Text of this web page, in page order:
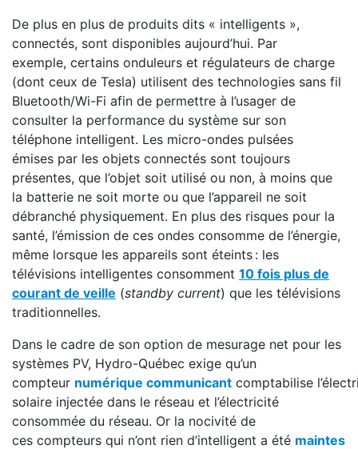
De plus en plus de produits dits « intelligents »,
connectés, sont disponibles aujourd’hui. Par
exemple, certains onduleurs et régulateurs de charge
(dont ceux de Tesla) utilisent des technologies sans fil
Bluetooth/Wi-Fi afin de permettre à l’usager de
consulter la performance du système sur son
téléphone intelligent. Les micro-ondes pulsées
émises par les objets connectés sont toujours
présentes, que l’objet soit utilisé ou non, à moins que
la batterie ne soit morte ou que l’appareil ne soit
débranché physiquement. En plus des risques pour la
santé, l’émission de ces ondes consomme de l’énergie,
même lorsque les appareils sont éteints : les
télévisions intelligentes consomment 10 fois plus de
courant de veille (standby current) que les télévisions
traditionnelles.
Dans le cadre de son option de mesurage net pour les
systèmes PV, Hydro-Québec exige qu’un
compteur numérique communicant comptabilise
solaire injectée dans le réseau et l’électricité
consommée du réseau. Or la nocivité de
ces compteurs qui n’ont rien d’intelligent a été maintes